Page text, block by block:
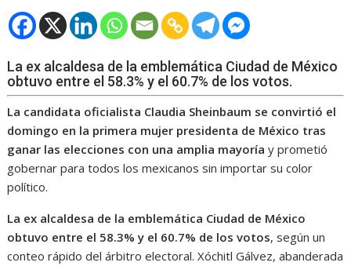
La ex alcaldesa de la emblemática Ciudad de México
obtuvo entre el 58.3% y el 60.7% de los votos.
La candidata oficialista Claudia Sheinbaum se convirtió el
domingo en la primera mujer presidenta de México tras
ganar las elecciones con una amplia mayoría y prometió
gobernar para todos los mexicanos sin importar su color
político.
La ex alcaldesa de la emblemática Ciudad de México
obtuvo entre el 58.3% y el 60.7% de los votos, según un
conteo rápido del árbitro electoral. Xóchitl Gálvez, abanderada